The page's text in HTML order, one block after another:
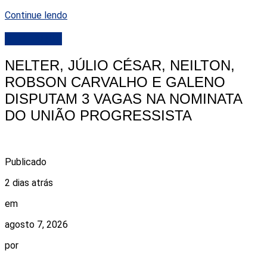
Continue lendo
NELTER, JÚLIO CÉSAR, NEILTON,
ROBSON CARVALHO E GALENO
DISPUTAM 3 VAGAS NA NOMINATA
DO UNIÃO PROGRESSISTA
Publicado
2 dias atrás
em
agosto 7, 2026
por